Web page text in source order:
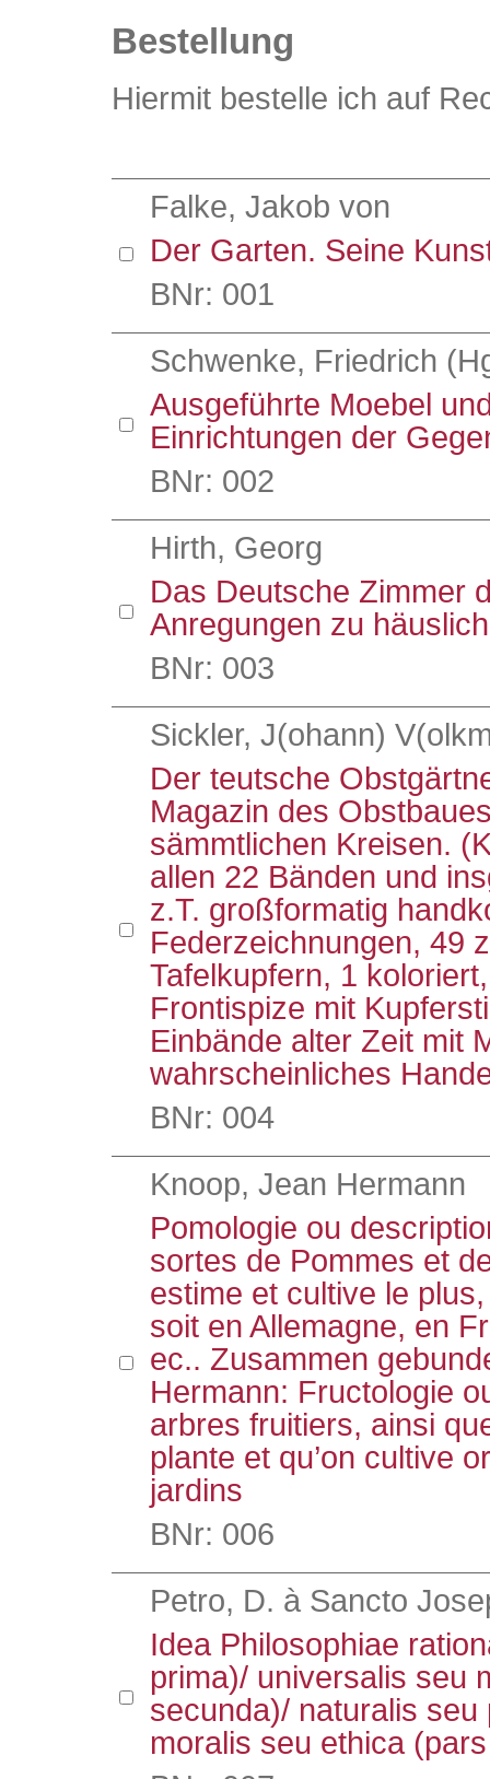
Bestellung
Hiermit bestelle ich auf
Falke, Jakob von
Der Garten. Seine
BNr: 001
Schwenke, Friedrich
Ausgeführte Moebel
Einrichtungen der
BNr: 002
Hirth, Georg
Das Deutsche Zimmer
Anregungen zu
BNr: 003
Sickler, J(ohann)
Der teutsche
Magazin des
sämmtlichen Kreisen.
allen 22 Bänden und
z.T. großformatig
Federzeichnungen, 49
Tafelkupfern, 1
Frontispize mit
Einbände alter Zeit mit
wahrscheinliches
BNr: 004
Knoop, Jean Hermann
Pomologie ou
sortes de Pommes et
estime et cultive le
soit en Allemagne, en
ec.. Zusammen
Hermann: Fructologie
arbres fruitiers, ainsi
plante et qu’on cultive
jardins
BNr: 006
Petro, D. à Sancto
Idea Philosophiae
prima)/ universalis seu
secunda)/ naturalis
moralis seu ethica